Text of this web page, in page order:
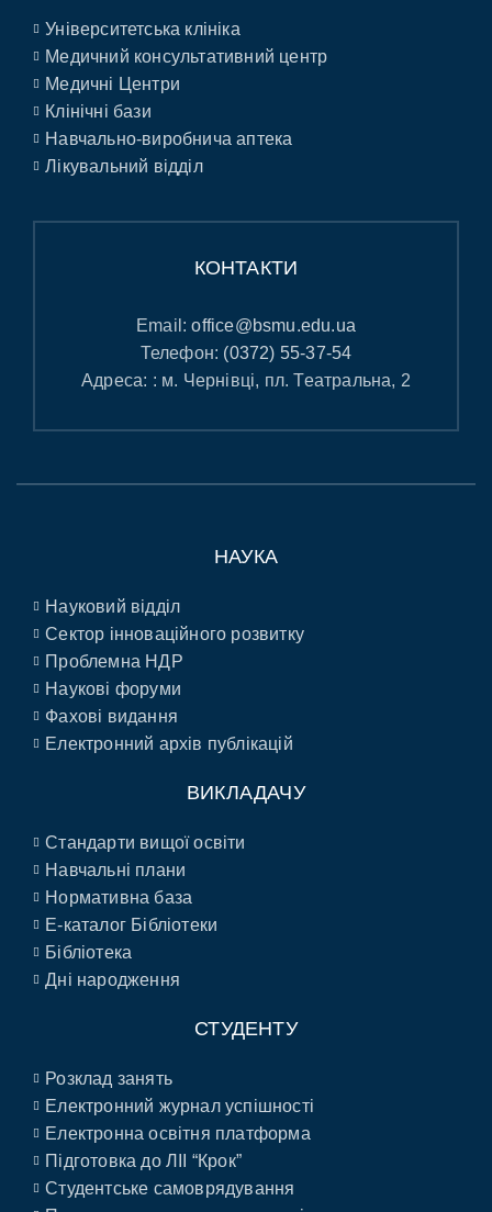
Університетська клініка
Медичний консультативний центр
Медичні Центри
Клінічні бази
Навчально-виробнича аптека
Лікувальний відділ
КОНТАКТИ
Email:office@bsmu.edu.ua
Телефон: (0372) 55-37-54
Адреса: : м. Чернівці, пл. Театральна, 2
НАУКА
Науковий відділ
Сектор інноваційного розвитку
Проблемна НДР
Наукові форуми
Фахові видання
Електронний архів публікацій
ВИКЛАДАЧУ
Стандарти вищої освіти
Навчальні плани
Нормативна база
E-каталог Бібліотеки
Бібліотека
Дні народження
СТУДЕНТУ
Розклад занять
Електронний журнал успішності
Електронна освітня платформа
Підготовка до ЛІІ “Крок”
Студентське самоврядування